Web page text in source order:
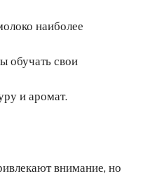
наиболее
обучать свои
и аромат.
внимание, но